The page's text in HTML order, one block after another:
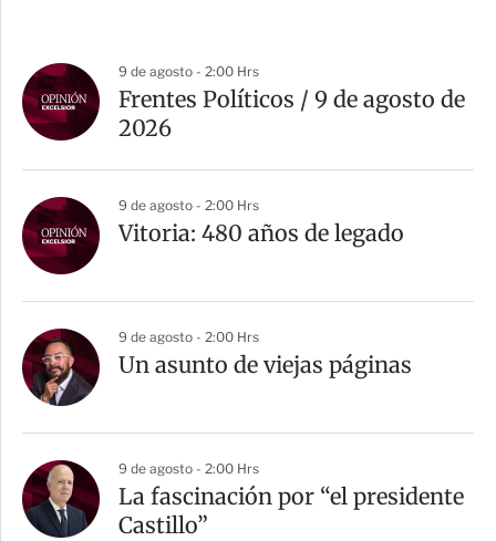
9 de agosto - 2:00 Hrs
Frentes Políticos / 9 de agosto de
2026
9 de agosto - 2:00 Hrs
Vitoria: 480 años de legado
9 de agosto - 2:00 Hrs
Un asunto de viejas páginas
9 de agosto - 2:00 Hrs
La fascinación por “el presidente
Castillo”